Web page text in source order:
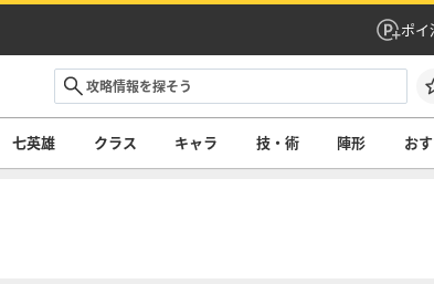
ポイ
七英雄 クラス キャラ 技・術 陣形 お